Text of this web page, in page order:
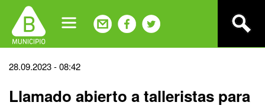
navigation
Back
top
28.09.2023 - 08:42
Llamado abierto a talleristas para